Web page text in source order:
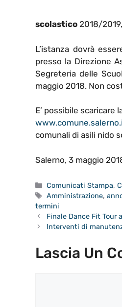
scolastico 2018/
L’istanza dovrà
presso la Direzione
Segreteria delle
maggio 2018. Non
E’ possibile
comunali di asili nido
Salerno, 3 maggio
Categorie
Comunicati Stampa,
Tag
Amministrazione,
termini
Finale Dance Fit Tour
Interventi di
Lascia Un